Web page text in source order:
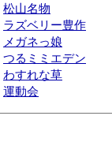
松山名物
ラズベリー豊作
メガネっ娘
つるミミエデン
わすれな草
運動会